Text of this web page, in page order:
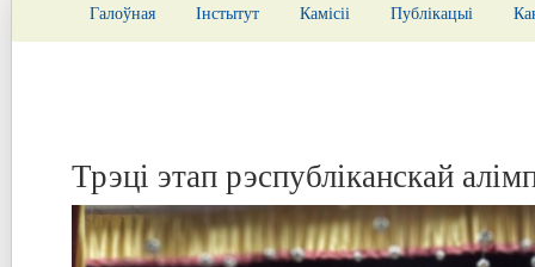
Галоўная Інстытут Камісіі Публікацыі
Трэці этап рэспубліканскай